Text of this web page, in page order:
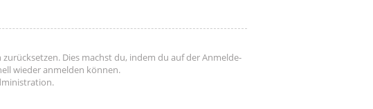
Dies machst du, indem du auf der Anmelde-
wieder anmelden können.